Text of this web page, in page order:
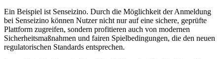
Ein Beispiel ist Senseizino. Durch die Möglichkeit der Anmeldung
bei Senseizino können Nutzer nicht nur auf eine sichere, geprüfte
Plattform zugreifen, sondern profitieren auch von modernen
Sicherheitsmaßnahmen und fairen Spielbedingungen, die den neuen
regulatorischen Standards entsprechen.